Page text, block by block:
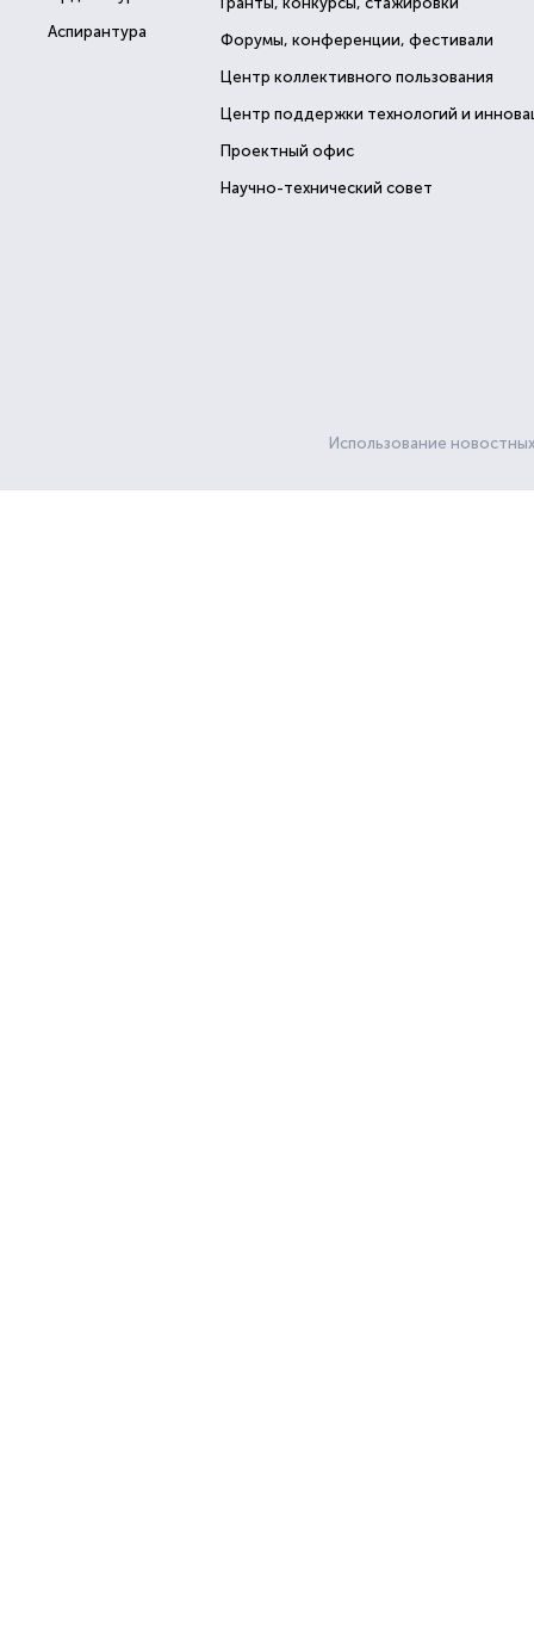
Аспирантура Форумы, конференции, фестивали
Центр коллективного пользования
Центр поддержки технологий и
Проектный офис
Научно-технический совет
Использование